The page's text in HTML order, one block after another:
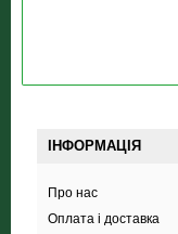
ІНФОРМАЦІЯ
Про нас
Оплата і доставка